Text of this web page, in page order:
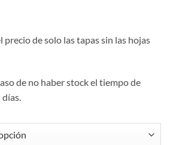
22,50€de solo las tapas sin las hojas
de no haber stock el tiempo de